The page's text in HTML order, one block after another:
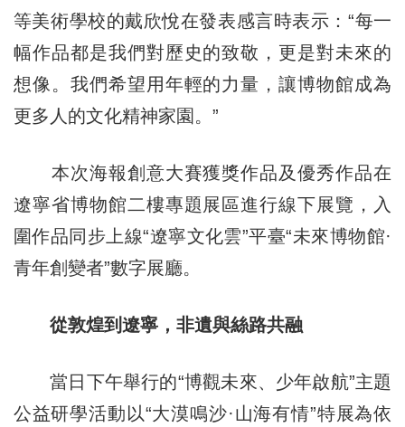
等美術學校的戴欣悅在發表感言時表示：“每一
幅作品都是我們對歷史的致敬，更是對未來的
想像。我們希望用年輕的力量，讓博物館成為
更多人的文化精神家園。”
本次海報創意大賽獲獎作品及優秀作品在
遼寧省博物館二樓專題展區進行線下展覽，入
圍作品同步上線“遼寧文化雲”平臺“未來博物館·
青年創變者”數字展廳。
從敦煌到遼寧，非遺與絲路共融
當日下午舉行的“博觀未來、少年啟航”主題
公益研學活動以“大漠鳴沙·山海有情”特展為依